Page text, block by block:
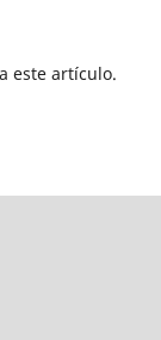
este artículo.